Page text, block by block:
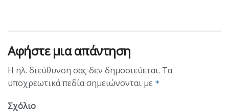
Αφήστε μια απάντηση
Η ηλ. διεύθυνση σας δεν δημοσιεύεται. Τα
υποχρεωτικά πεδία σημειώνονται με *
Σχόλιο